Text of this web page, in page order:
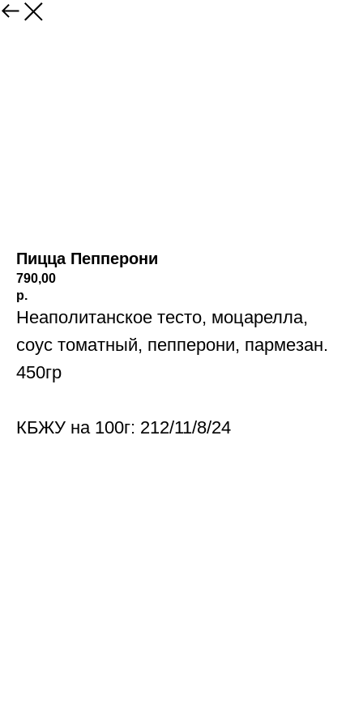
Пицца Пепперони
790,00
р.
Неаполитанское тесто, моцарелла,
соус томатный, пепперони, пармезан.
450гр
КБЖУ на 100г: 212/11/8/24